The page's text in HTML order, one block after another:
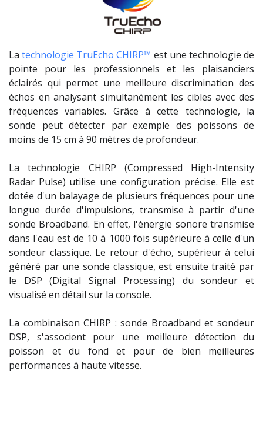
Latechnologie TruEcho CHIRP™ est une technologie de
pointe pour les professionnels et les plaisanciers
éclairés qui permet une meilleure discrimination des
échos en analysant simultanément les cibles avec des
fréquences variables. Grâce à cette technologie, la
sonde peut détecter par exemple des poissons de
moins de 15 cm à 90 mètres de profondeur.
La technologie CHIRP (Compressed High-Intensity
Radar Pulse) utilise une configuration précise. Elle est
dotée d'un balayage de plusieurs fréquences pour une
longue durée d'impulsions, transmise à partir d'une
sonde Broadband. En effet, l'énergie sonore transmise
dans l'eau est de 10 à 1000 fois supérieure à celle d'un
sondeur classique. Le retour d'écho, supérieur à celui
généré par une sonde classique, est ensuite traité par
le DSP (Digital Signal Processing) du sondeur et
visualisé en détail sur la console.
La combinaison CHIRP : sonde Broadband et sondeur
DSP, s'associent pour une meilleure détection du
poisson et du fond et pour de bien meilleures
performances à haute vitesse.